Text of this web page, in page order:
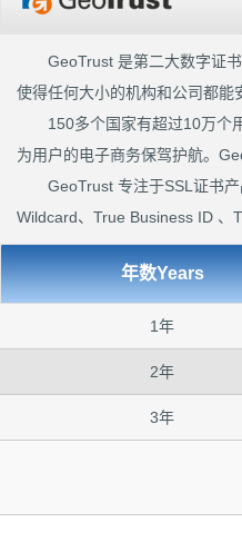
GeoTrust 是第二大数字证
使得任何大小的机构和公司都能
150多个国家有超过10万个
为用户的电子商务保驾护航。
GeoTrust 专注于SSL证书
Wildcard、True Business ID 、
年数Years
1年
2年
3年